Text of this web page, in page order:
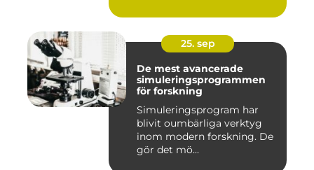
25. sep
De mest avancerade
simuleringsprogrammen
för forskning
Simuleringsprogram har
blivit oumbärliga verktyg
inom modern forskning. De
gör det mö...